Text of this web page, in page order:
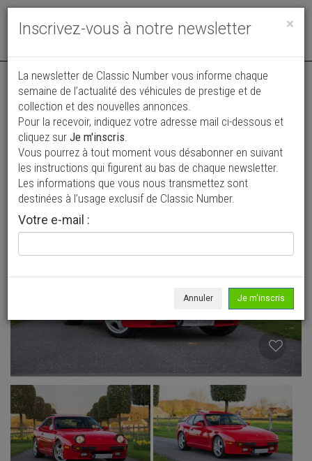
Toggle
Annonce actualisée le 03/08/2026 ( il y a 3 jours )
VENDUE Porsche 944
18 750 €
1986 Coupé 210 738 km
×
Inscrivez-vous à notre newsletter
La newsletter de Classic Number vous informe chaque
semaine de l’actualité des véhicules de prestige et de
collection et des nouvelles annonces.
Pour la recevoir, indiquez votre adresse mail ci-dessous et
cliquez sur Je m'inscris.
Vous pourrez à tout moment vous désabonner en suivant
les instructions qui figurent au bas de chaque newsletter.
Les informations que vous nous transmettez sont
destinées à l’usage exclusif de Classic Number.
Votre e-mail :
Annuler Je m'inscris